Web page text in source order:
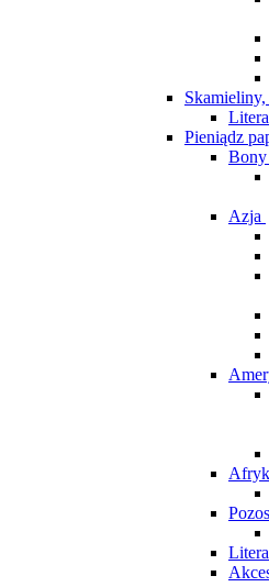
Skamieliny,
Pieniądz
Azja